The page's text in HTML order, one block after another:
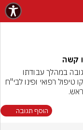
קשה
הוסף תגובה